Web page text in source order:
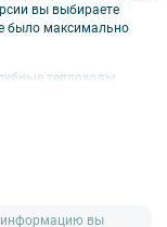
вы выбираете
было максимально
теплоходы,
информацию вы